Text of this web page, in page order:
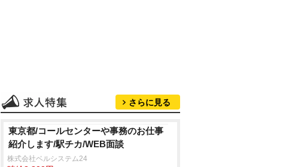
さらに見る
東京都/コールセンターや事務のお仕事
紹介します/駅チカ/WEB面談
株式会社ベルシステム24